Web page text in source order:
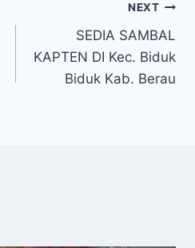
NEXT
SEDIA SAMBAL
KAPTEN DI Kec. Biduk
Biduk Kab. Berau